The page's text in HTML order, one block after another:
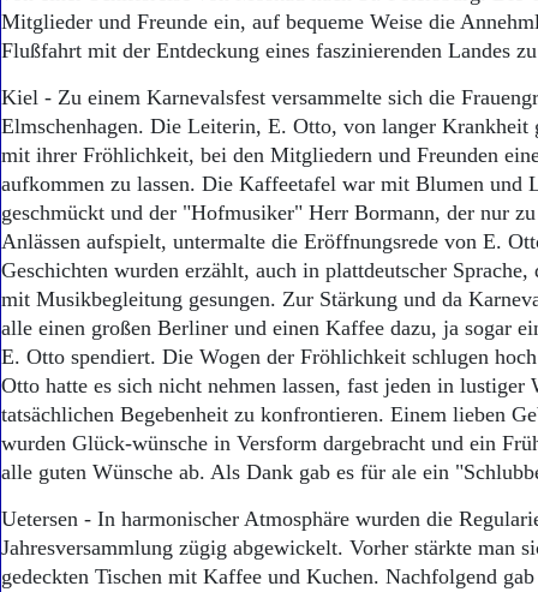
Mitglieder und Freunde ein, auf bequeme Weise die
Flußfahrt mit der Entdeckung eines faszinierenden Landes
Kiel - Zu einem Karnevalsfest versammelte sich die
Elmschenhagen. Die Leiterin, E. Otto, von langer Krankheit
mit ihrer Fröhlichkeit, bei den Mitgliedern und Freunden
aufkommen zu lassen. Die Kaffeetafel war mit Blumen und
geschmückt und der "Hofmusiker" Herr Bormann, der nur zu
Anlässen aufspielt, untermalte die Eröffnungsrede von E.
Geschichten wurden erzählt, auch in plattdeutscher Sprache,
mit Musikbegleitung gesungen. Zur Stärkung und da
alle einen großen Berliner und einen Kaffee dazu, ja sogar
E. Otto spendiert. Die Wogen der Fröhlichkeit schlugen
Otto hatte es sich nicht nehmen lassen, fast jeden in lustiger
tatsächlichen Begebenheit zu konfrontieren. Einem lieben
wurden Glück-wünsche in Versform dargebracht und ein
alle guten Wünsche ab. Als Dank gab es für ale ein
Uetersen - In harmonischer Atmosphäre wurden die
Jahresversammlung zügig abgewickelt. Vorher stärkte man
gedeckten Tischen mit Kaffee und Kuchen. Nachfolgend